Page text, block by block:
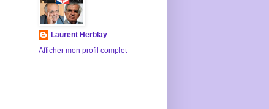
Laurent Herblay
Afficher mon profil complet